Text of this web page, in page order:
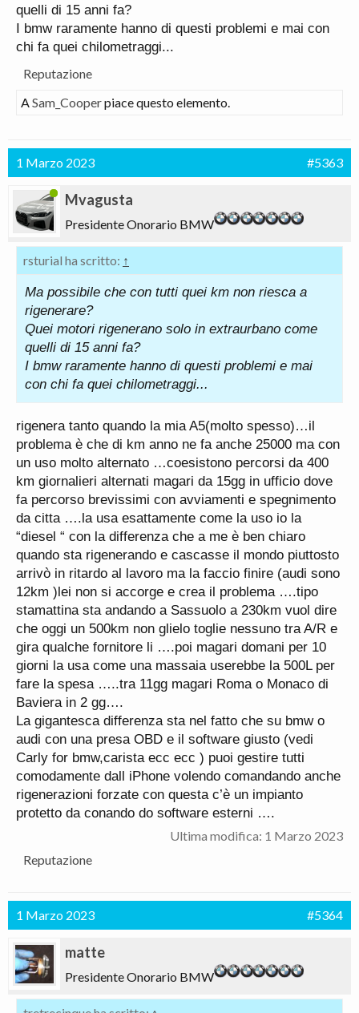
quelli di 15 anni fa?
I bmw raramente hanno di questi problemi e mai con
chi fa quei chilometraggi...
Reputazione
ASam_Cooperpiace questo elemento.
1 Marzo 2023 #5363
Mvagusta
Presidente Onorario BMW
rsturial ha scritto: ↑
Ma possibile che con tutti quei km non riesca a
rigenerare?
Quei motori rigenerano solo in extraurbano come
quelli di 15 anni fa?
I bmw raramente hanno di questi problemi e mai
con chi fa quei chilometraggi...
rigenera tanto quando la mia A5(molto spesso)…il
problema è che di km anno ne fa anche 25000 ma con
un uso molto alternato …coesistono percorsi da 400
km giornalieri alternati magari da 15gg in ufficio dove
fa percorso brevissimi con avviamenti e spegnimento
da citta ….la usa esattamente come la uso io la
“diesel “ con la differenza che a me è ben chiaro
quando sta rigenerando e cascasse il mondo piuttosto
arrivò in ritardo al lavoro ma la faccio finire (audi sono
12km )lei non si accorge e crea il problema ….tipo
stamattina sta andando a Sassuolo a 230km vuol dire
che oggi un 500km non glielo toglie nessuno tra A/R e
gira qualche fornitore li ….poi magari domani per 10
giorni la usa come una massaia userebbe la 500L per
fare la spesa …..tra 11gg magari Roma o Monaco di
Baviera in 2 gg….
La gigantesca differenza sta nel fatto che su bmw o
audi con una presa OBD e il software giusto (vedi
Carly for bmw,carista ecc ecc ) puoi gestire tutti
comodamente dall iPhone volendo comandando anche
rigenerazioni forzate con questa c’è un impianto
protetto da conando do software esterni ….
Ultima modifica: 1 Marzo 2023
Reputazione
1 Marzo 2023 #5364
matte
Presidente Onorario BMW